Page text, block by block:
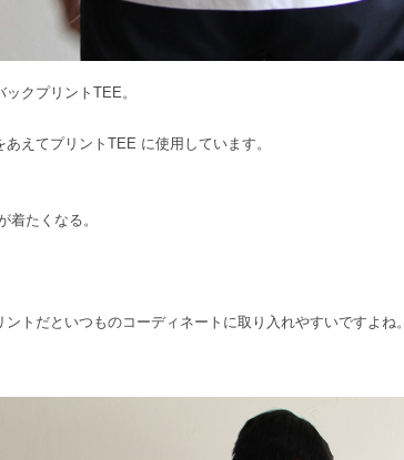
クプリントTEE。
えてプリントTEE に使用しています。
着たくなる。
トだといつものコーディネートに取り入れやすいですよね。